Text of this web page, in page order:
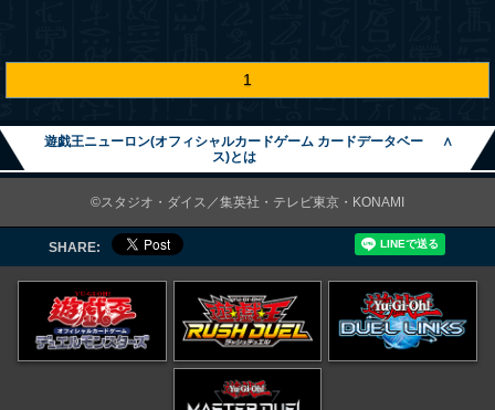
1
遊戯王ニューロン(オフィシャルカードゲーム カードデータベー
ス)とは
∧
©スタジオ・ダイス／集英社・テレビ東京・KONAMI
SHARE: